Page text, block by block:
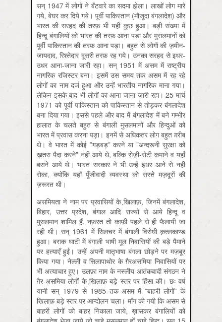
सन् 1947 में लोगों ने बँटवारे का सदमा झेला। लाखों लोग मारे
गये, बेघर कर दिये गये। पूर्वी पाकिस्तान (मौजूदा बंगलादेश) और
भारत की सरहद की तरफ़ भी यही कुछ हुआ। बड़ी संख्या में
हिन्दू बंगालियों को भारत की तरफ़ आना पड़ा और मुसलमानों को
पूर्वी पाकिस्तान की तरफ़ आना पड़ा। बहुत से लोगों की ज़मीन-
जायदाद, रिश्तेदार दूसरी तरफ़ रह गये। उनका सरहद से इधर-
उधर आना-जाना जारी रहा। सन् 1951 में असम में राष्ट्रीय
नागरिक रजिस्टर बना। इसमें उस समय तक असम में रह रहे
लोगों का नाम दर्ज हुआ और उन्हें भारतीय नागरिक माना गया।
लेकिन इसके बाद भी लोगों का आना-जाना जारी रहा। 25 मार्च
1971 को पूर्वी पाकिस्तान को पाकिस्तान से तोड़कर बंगलादेश
बना दिया गया। इससे पहले और बाद में बंगलादेश में बने गम्भीर
हालात के चलते बहुत से बंगाली मुसलमानों और हिन्दुओं को
भारत में प्रवास करना पड़ा। इनमें से अधिकतर लोग बहुत ग़रीब
थे। वे भारत में कोई ”गड़बड़” करने या ”अन्दरूनी सुरक्षा को
ख़तरा पैदा करने” नहीं आये थे, बल्कि रोज़ी-रोटी कमाने व यहाँ
बसने आये थे। भारत सरकार ने भी उन्हें इधर आने से नहीं
रोका, क्योंकि यहाँ पूँजीवादी व्यवस्था को सस्ते मज़दूरों की
ज़रूरत थी।
असमियता ने नाम पर प्रवासियों के खि़लाफ़, जिनमें बंगलादेश,
बिहार, उत्तर प्रदेश, बंगाल आदि राज्यों से आये हिन्दू व
मुसलमान शामिल हैं, नफ़रत तो काफ़ी पहले से ही फैलायी जा
रही थी। सन् 1961 में सिलचर में बंगाली विरोधी क़त्लकाण्ड
हुआ। बराक घाटी में बंगाली भाषी मूल निवासियों की बड़े पैमाने
पर हत्याएँ हुईं। उन्हें अपनी मातृभाषा बंगला छोड़ने पर मज़बूर
किया गया। नेल्ली व सिलापाथोर के ग़ैरअसमिया निवासियों पर
भी अत्याचार हुए। उलफ़ा नाम के नस्लीय आतंकवादी संगठन ने
ग़ैर-असमिया लोगों के खि़लाफ़ बड़े स्तर पर हिंसा की। छः वर्ष
यानी सन् 1979 से 1985 तक असम में ”बाहरी लोगों” के
खि़लाफ़ बड़े स्तर पर आन्दोलन चला। माँग की गयी कि असम से
बाहरी लोगों को बाहर निकाला जाये, ख़ासकर बंगालियों को